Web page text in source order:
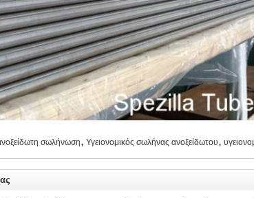
σωλήνωση, Υγειονομικός σωλήνας ανοξείδωτου,